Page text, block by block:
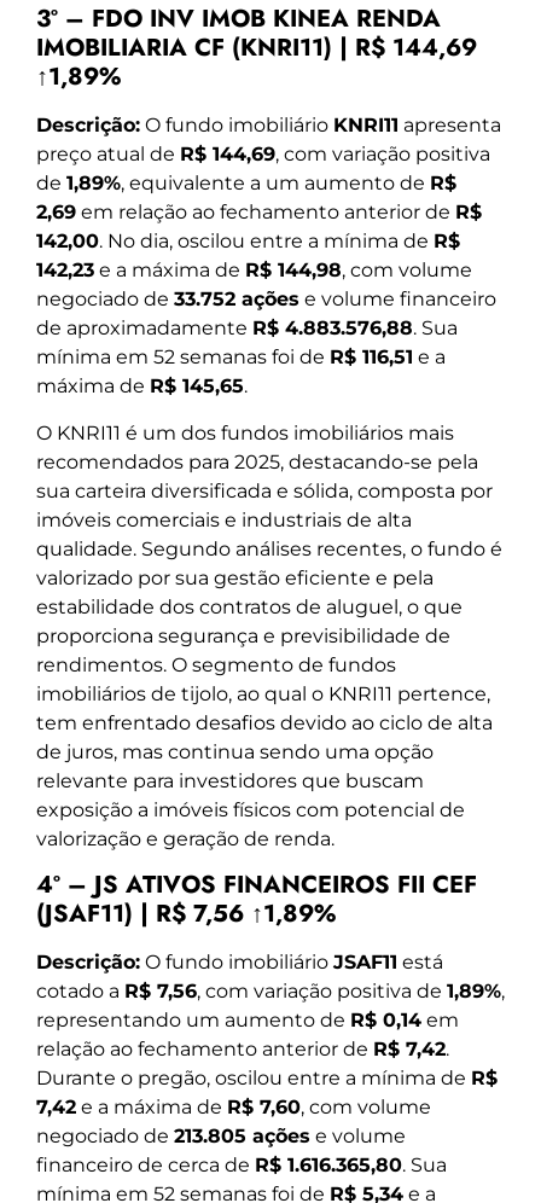
3º – FDO INV IMOB KINEA RENDA
IMOBILIARIA CF (KNRI11) | R$ 144,69
↑1,89%
Descrição: O fundo imobiliário KNRI11 apresenta
preço atual de R$ 144,69, com variação positiva
de 1,89%, equivalente a um aumento de R$
2,69 em relação ao fechamento anterior de R$
142,00. No dia, oscilou entre a mínima de R$
142,23 e a máxima de R$ 144,98, com volume
negociado de 33.752 ações e volume financeiro
de aproximadamente R$ 4.883.576,88. Sua
mínima em 52 semanas foi de R$ 116,51 e a
máxima de R$ 145,65.
O KNRI11 é um dos fundos imobiliários mais
recomendados para 2025, destacando-se pela
sua carteira diversificada e sólida, composta por
imóveis comerciais e industriais de alta
qualidade. Segundo análises recentes, o fundo é
valorizado por sua gestão eficiente e pela
estabilidade dos contratos de aluguel, o que
proporciona segurança e previsibilidade de
rendimentos. O segmento de fundos
imobiliários de tijolo, ao qual o KNRI11 pertence,
tem enfrentado desafios devido ao ciclo de alta
de juros, mas continua sendo uma opção
relevante para investidores que buscam
exposição a imóveis físicos com potencial de
valorização e geração de renda.
4º – JS ATIVOS FINANCEIROS FII CEF
(JSAF11) | R$ 7,56 ↑1,89%
Descrição: O fundo imobiliário JSAF11 está
cotado a R$ 7,56, com variação positiva de 1,89%,
representando um aumento de R$ 0,14 em
relação ao fechamento anterior de R$ 7,42.
Durante o pregão, oscilou entre a mínima de R$
7,42 e a máxima de R$ 7,60, com volume
negociado de 213.805 ações e volume
financeiro de cerca de R$ 1.616.365,80. Sua
mínima em 52 semanas foi de R$ 5,34 e a